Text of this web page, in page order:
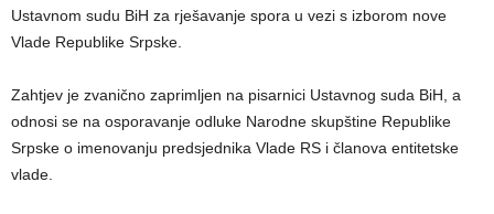
Ustavnom sudu BiH za rješavanje spora u vezi s izborom nove
Vlade Republike Srpske.
Zahtjev je zvanično zaprimljen na pisarnici Ustavnog suda BiH, a
odnosi se na osporavanje odluke Narodne skupštine Republike
Srpske o imenovanju predsjednika Vlade RS i članova entitetske
vlade.